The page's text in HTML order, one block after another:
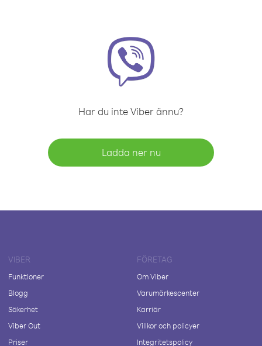
Har du inte Viber ännu?
Ladda ner nu
VIBER
Funktioner
Blogg
Säkerhet
Viber Out
Priser
FÖRETAG
Om Viber
Varumärkescenter
Karriär
Villkor och policyer
Integritetspolicy